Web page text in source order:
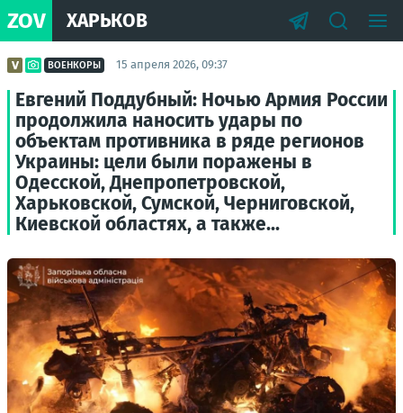
ZOV ХАРЬКОВ
ВОЕНКОРЫ 15 апреля 2026, 09:37
Евгений Поддубный: Ночью Армия России
продолжила наносить удары по
объектам противника в ряде регионов
Украины: цели были поражены в
Одесской, Днепропетровской,
Харьковской, Сумской, Черниговской,
Киевской областях, а также...